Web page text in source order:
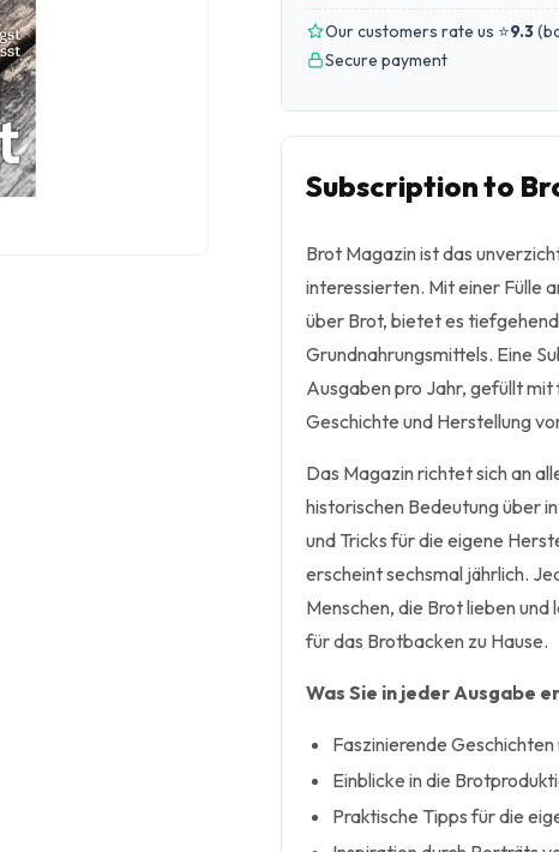
Our customers rate us ⭐9.3(
Secure payment
Subscription to
Brot Magazin ist das
interessierten. Mit einer Fülle
über Brot, bietet es
Grundnahrungsmittels. Eine
Ausgaben pro Jahr, gefüllt mit
Geschichte und Herstellung
Das Magazin richtet sich an
historischen Bedeutung über
und Tricks für die eigene
erscheint sechsmal jährlich.
Menschen, die Brot lieben
für das Brotbacken zu Hause.
Was Sie in jeder Ausgabe
Faszinierende
Einblicke in die
Praktische Tipps für die